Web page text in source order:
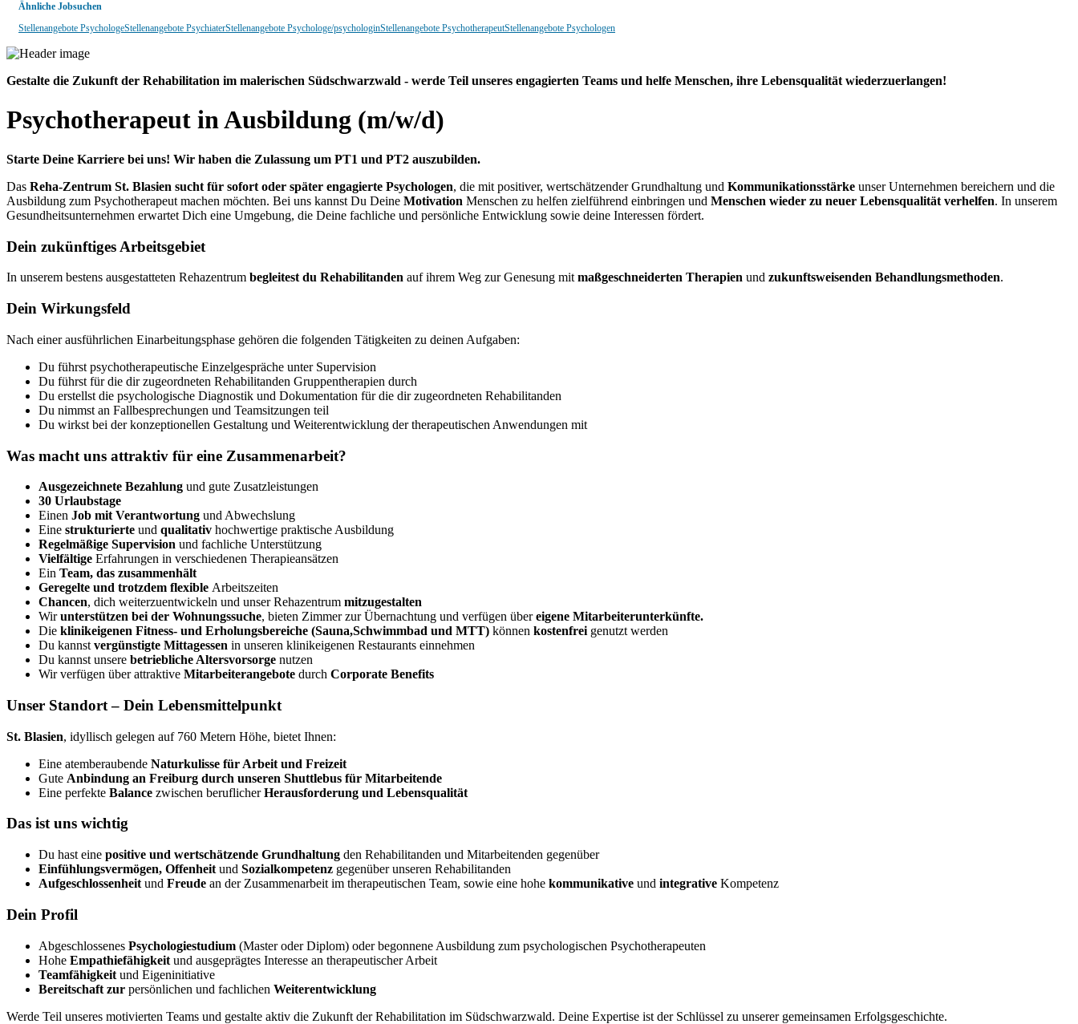
Ähnliche Jobsuchen
Stellenangebote PsychologeStellenangebote PsychiaterStellenangebote Psychologe/psychologinStellenangebote PsychotherapeutStellenangebote Psychologen
Gestalte die Zukunft der Rehabilitation im malerischen Südschwarzwald - werde Teil unseres engagierten Teams und helfe Menschen, ihre Lebensqualität wiederzuerlangen!
Psychotherapeut in Ausbildung (m/w/d)
Starte Deine Karriere bei uns! Wir haben die Zulassung um PT1 und PT2 auszubilden.
Das Reha-Zentrum St. Blasien sucht für sofort oder später engagierte Psychologen, die mit positiver, wertschätzender Grundhaltung und Kommunikationsstärke unser Unternehmen bereichern und die
Ausbildung zum Psychotherapeut machen möchten. Bei uns kannst Du Deine Motivation Menschen zu helfen zielführend einbringen und Menschen wieder zu neuer Lebensqualität verhelfen. In unserem
Gesundheitsunternehmen erwartet Dich eine Umgebung, die Deine fachliche und persönliche Entwicklung sowie deine Interessen fördert.
Dein zukünftiges Arbeitsgebiet
In unserem bestens ausgestatteten Rehazentrum begleitest du Rehabilitanden auf ihrem Weg zur Genesung mit maßgeschneiderten Therapien und zukunftsweisenden Behandlungsmethoden.
Dein Wirkungsfeld
Nach einer ausführlichen Einarbeitungsphase gehören die folgenden Tätigkeiten zu deinen Aufgaben:
Du führst psychotherapeutische Einzelgespräche unter Supervision
Du führst für die dir zugeordneten Rehabilitanden Gruppentherapien durch
Du erstellst die psychologische Diagnostik und Dokumentation für die dir zugeordneten Rehabilitanden
Du nimmst an Fallbesprechungen und Teamsitzungen teil
Du wirkst bei der konzeptionellen Gestaltung und Weiterentwicklung der therapeutischen Anwendungen mit
Was macht uns attraktiv für eine Zusammenarbeit?
Ausgezeichnete Bezahlung und gute Zusatzleistungen
30 Urlaubstage
Einen Job mit Verantwortung und Abwechslung
Eine strukturierte und qualitativ hochwertige praktische Ausbildung
Regelmäßige Supervision und fachliche Unterstützung
Vielfältige Erfahrungen in verschiedenen Therapieansätzen
Ein Team, das zusammenhält
Geregelte und trotzdem flexible Arbeitszeiten
Chancen, dich weiterzuentwickeln und unser Rehazentrum mitzugestalten
Wirunterstützen bei der Wohnungssuche, bieten Zimmer zur Übernachtung und verfügen übereigene Mitarbeiterunterkünfte.
Die klinikeigenen Fitness- und Erholungsbereiche (Sauna,Schwimmbad und MTT) können kostenfrei genutzt werden
Du kannst vergünstigte Mittagessen in unseren klinikeigenen Restaurants einnehmen
Du kannst unsere betriebliche Altersvorsorge nutzen
Wir verfügen über attraktive Mitarbeiterangebote durch Corporate Benefits
Unser Standort – Dein Lebensmittelpunkt
St. Blasien, idyllisch gelegen auf 760 Metern Höhe, bietet Ihnen:
Eine atemberaubende Naturkulisse für Arbeit und Freizeit
Gute Anbindung an Freiburg durch unseren Shuttlebus für Mitarbeitende
Eine perfekte Balance zwischen beruflicherHerausforderung und Lebensqualität
Das ist uns wichtig
Du hast eine positive und wertschätzende Grundhaltung den Rehabilitanden und Mitarbeitenden gegenüber
Einfühlungsvermögen, Offenheit und Sozialkompetenz gegenüber unseren Rehabilitanden
Aufgeschlossenheit und Freude an der Zusammenarbeit im therapeutischen Team, sowie eine hohe kommunikative und integrative Kompetenz
Dein Profil
Abgeschlossenes Psychologiestudium (Master oder Diplom) oder begonnene Ausbildung zum psychologischen Psychotherapeuten
Hohe Empathiefähigkeit und ausgeprägtes Interesse an therapeutischer Arbeit
Teamfähigkeit und Eigeninitiative
Bereitschaft zur persönlichen und fachlichen Weiterentwicklung
Werde Teil unseres motivierten Teams und gestalte aktiv die Zukunft der Rehabilitation im Südschwarzwald. Deine Expertise ist der Schlüssel zu unserer gemeinsamen Erfolgsgeschichte.